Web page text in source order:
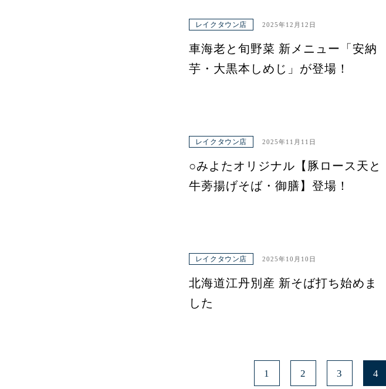
レイクタウン店 2025年12月12日
車海老と旬野菜 新メニュー「安納
芋・大黒本しめじ」が登場！
レイクタウン店 2025年11月11日
○みよたオリジナル【豚ロース天と
牛蒡揚げそば・御膳】登場！
レイクタウン店 2025年10月10日
北海道江丹別産 新そば打ち始めま
した
1 2 3 4